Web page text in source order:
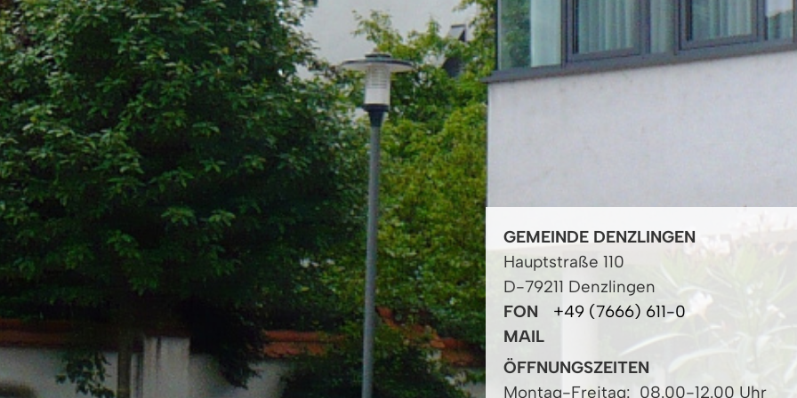
GEMEINDE DENZLINGEN
Hauptstraße 110
D-79211 Denzlingen
FON
+49 (7666) 611-0
MAIL
ÖFFNUNGSZEITEN
Montag-Freitag: 08.00-12.00 Uhr